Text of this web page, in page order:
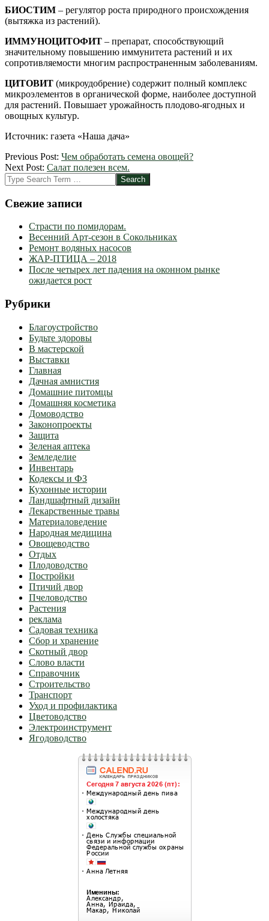
БИОСТИМ – регулятор роста природного происхождения
(вытяжка из растений).
ИММУНОЦИТОФИТ – препарат, способствующий
значительному повышению иммунитета растений и их
сопротивляемости многим распространенным заболеваниям.
ЦИТОВИТ (микроудобрение) содержит полный комплекс
микроэлементов в органической форме, наиболее доступной
для растений. Повышает урожайность плодово-ягодных и
овощных культур.
Источник: газета «Наша дача»
2012-
03-
22
Previous Post: Чем обработать семена овощей?
Next Post: Салат полезен всем.
Search
Свежие записи
Страсти по помидорам.
Весенний Арт-сезон в Сокольниках
Ремонт водяных насосов
ЖАР-ПТИЦА – 2018
После четырех лет падения на оконном рынке
ожидается рост
Рубрики
Благоустройство
Будьте здоровы
В мастерской
Выставки
Главная
Дачная амнистия
Домашние питомцы
Домашняя косметика
Домоводство
Законопроекты
Защита
Зеленая аптека
Земледелие
Инвентарь
Кодексы и ФЗ
Кухонные истории
Ландшафтный дизайн
Лекарственные травы
Материаловедение
Народная медицина
Овощеводство
Отдых
Плодоводство
Постройки
Птичий двор
Пчеловодство
Растения
реклама
Садовая техника
Сбор и хранение
Скотный двор
Слово власти
Справочник
Строительство
Транспорт
Уход и профилактика
Цветоводство
Электроинструмент
Ягодоводство